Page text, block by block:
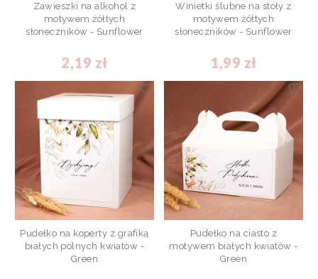
Zawieszki na alkohol z
motywem żółtych
słoneczników - Sunflower
2,19 zł
Winietki ślubne na stoły z
motywem żółtych
słoneczników - Sunflower
1,99 zł
Pudełko na koperty z grafiką
białych polnych kwiatów -
Green
Pudełko na ciasto z
motywem białych kwiatów -
Green